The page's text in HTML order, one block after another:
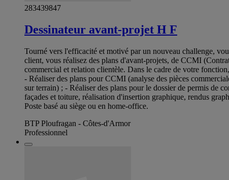
283439847
Dessinateur avant-projet H F
Tourné vers l'efficacité et motivé par un nouveau challenge,
client, vous réalisez des plans d'avant-projets, de CCMI
commercial et relation clientèle. Dans le cadre de votre
- Réaliser des plans pour CCMI (analyse des pièces
sur terrain) ; - Réaliser des plans pour le dossier de permis de
façades et toiture, réalisation d'insertion graphique, rendus
Poste basé au siège ou en home-office.
BTP Ploufragan - Côtes-d'Armor
Professionnel